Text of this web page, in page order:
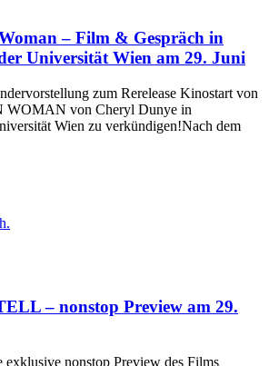
– Film & Gespräch in
Universität Wien am 29. Juni
zum Rerelease Kinostart von
von Cheryl Dunye in
Wien zu verkündigen!Nach dem
– nonstop Preview am 29.
exklusive nonstop Preview des Films